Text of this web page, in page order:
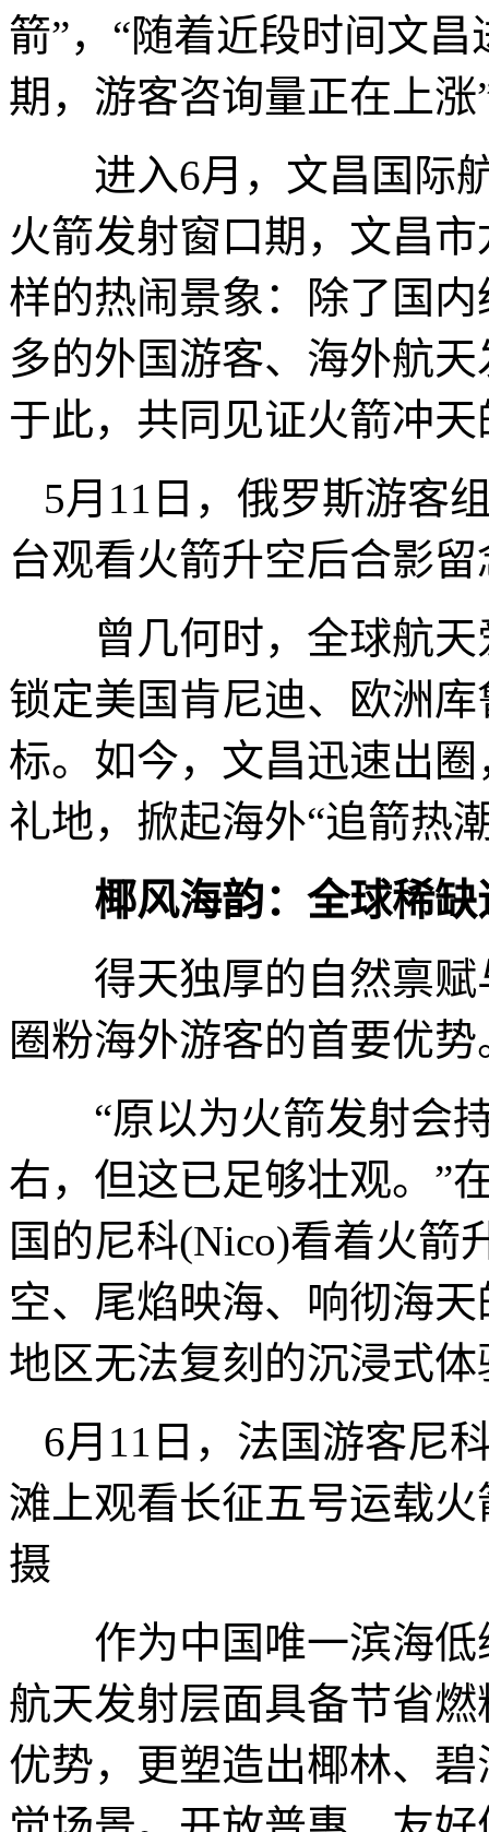
箭”，“随着近段时间文
期，游客咨询量正在上涨
进入6月，文昌国际航
火箭发射窗口期，文昌
样的热闹景象：除了国
多的外国游客、海外航
于此，共同见证火箭冲
5月11日，俄罗斯游客
台观看火箭升空后合影
曾几何时，全球航天
锁定美国肯尼迪、欧洲
标。如今，文昌迅速出
礼地，掀起海外“追箭热
椰风海韵：全球稀
得天独厚的自然禀赋
圈粉海外游客的首要优势
“原以为火箭发射会持
右，但这已足够壮观。”
国的尼科(Nico)看着火箭
空、尾焰映海、响彻海
地区无法复刻的沉浸式
6月11日，法国游客尼
滩上观看长征五号运载
摄
作为中国唯一滨海低
航天发射层面具备节省
优势，更塑造出椰林、